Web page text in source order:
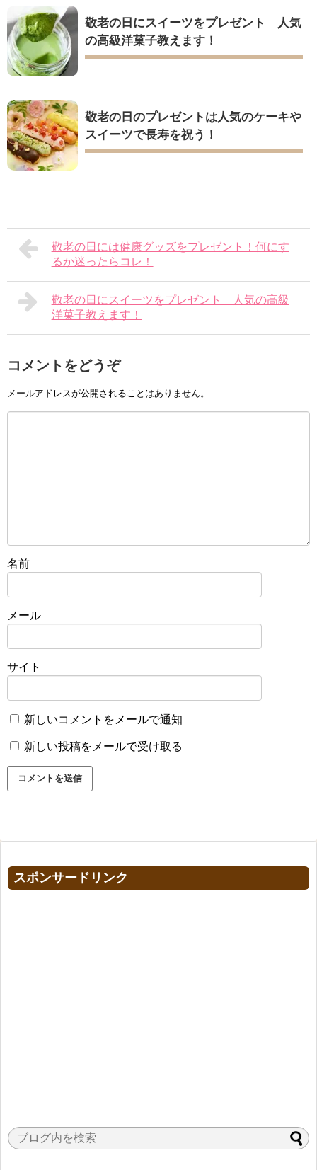
敬老の日にスイーツをプレゼント 人気
の高級洋菓子教えます！
敬老の日のプレゼントは人気のケーキや
スイーツで長寿を祝う！
敬老の日には健康グッズをプレゼント！何にす
るか迷ったらコレ！
敬老の日にスイーツをプレゼント 人気の高級
洋菓子教えます！
コメントをどうぞ
メールアドレスが公開されることはありません。
名前
メール
サイト
新しいコメントをメールで通知
新しい投稿をメールで受け取る
スポンサードリンク